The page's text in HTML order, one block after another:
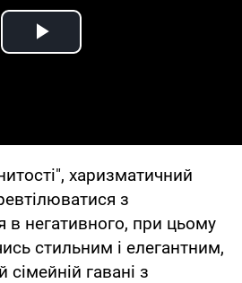
Play Video
харизматичний
з
в негативного, при цьому
стильним і елегантним,
гавані з